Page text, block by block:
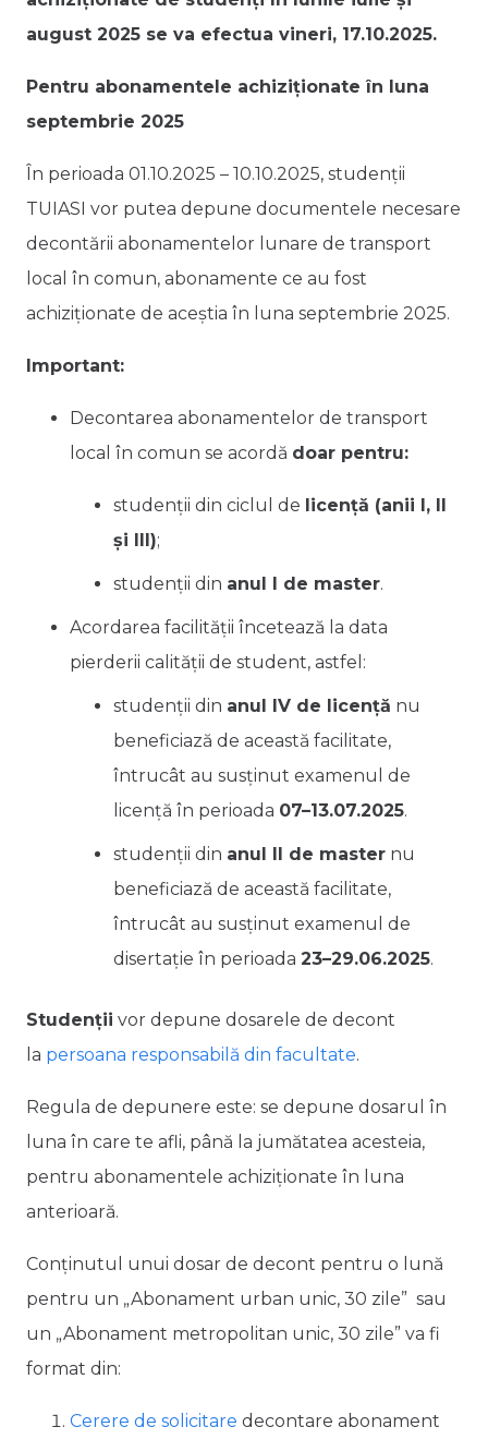
august 2025 se va efectua vineri, 17.10.2025.
Pentru abonamentele achiziționate în luna
septembrie 2025
În perioada 01.10.2025 – 10.10.2025, studenții
TUIASI vor putea depune documentele necesare
decontării abonamentelor lunare de transport
local în comun, abonamente ce au fost
achiziționate de aceștia în luna septembrie 2025.
Important:
Decontarea abonamentelor de transport
local în comun se acordă doar pentru:
studenții din ciclul de licență (anii I, II
și III);
studenții din anul I de master.
Acordarea facilității încetează la data
pierderii calității de student, astfel:
studenții din anul IV de licență nu
beneficiază de această facilitate,
întrucât au susținut examenul de
licență în perioada 07–13.07.2025.
studenții din anul II de master nu
beneficiază de această facilitate,
întrucât au susținut examenul de
disertație în perioada 23–29.06.2025.
Studenții vor depune dosarele de decont
la persoana responsabilă din facultate.
Regula de depunere este: se depune dosarul în
luna în care te afli, până la jumătatea acesteia,
pentru abonamentele achiziționate în luna
anterioară.
Conținutul unui dosar de decont pentru o lună
pentru un „Abonament urban unic, 30 zile” sau
un „Abonament metropolitan unic, 30 zile” va fi
format din:
Cerere de solicitare decontare abonament